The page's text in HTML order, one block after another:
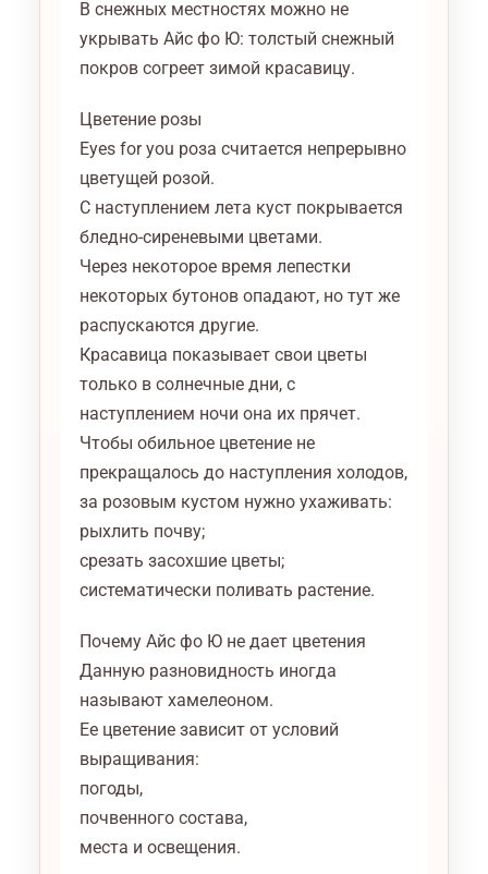
В снежных местностях можно не
укрывать Айс фо Ю: толстый снежный
покров согреет зимой красавицу.
Цветение розы
Eyes for you роза считается непрерывно
цветущей розой.
С наступлением лета куст покрывается
бледно-сиреневыми цветами.
Через некоторое время лепестки
некоторых бутонов опадают, но тут же
распускаются другие.
Красавица показывает свои цветы
только в солнечные дни, с
наступлением ночи она их прячет.
Чтобы обильное цветение не
прекращалось до наступления холодов,
за розовым кустом нужно ухаживать:
рыхлить почву;
срезать засохшие цветы;
систематически поливать растение.
Почему Айс фо Ю не дает цветения
Данную разновидность иногда
называют хамелеоном.
Ее цветение зависит от условий
выращивания:
погоды,
почвенного состава,
места и освещения.